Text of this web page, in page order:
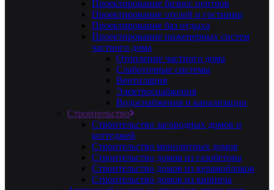
Проектирование бизнес центров
Проектирование отелей и гостиниц
Проектирование баз отдыха
Проектирование инженерных систем
частного дома
Отопление частного дома
Слаботочные системы
Вентиляция
Электроснабжения
Водоснабжения и канализации
Строительство
Строительство загородных домов и
коттеджей
Строительство монолитных домов
Строительство домов из газобетона
Строительство домов из керамоблоков
Строительство домов из кирпича